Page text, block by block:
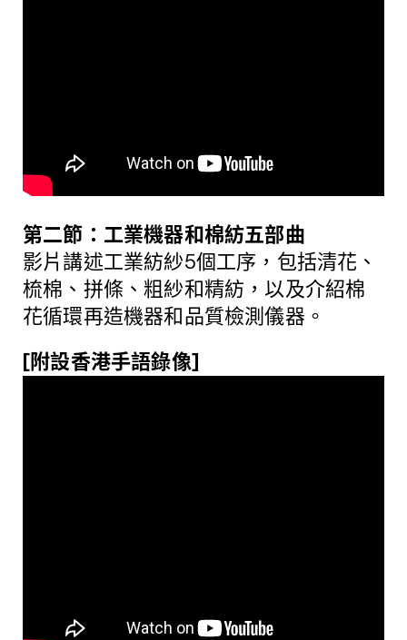
第二節：工業機器和棉紡五部曲
影片講述工業紡紗5個工序，包括清花、
梳棉、拼條、粗紗和精紡，以及介紹棉
花循環再造機器和品質檢測儀器。
[附設香港手語錄像]